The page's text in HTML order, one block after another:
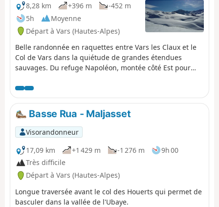
8,28 km
+396 m
-452 m
5h
Moyenne
Départ à Vars (Hautes-Alpes)
Belle randonnée en raquettes entre Vars les Claux et le
Col de Vars dans la quiétude de grandes étendues
sauvages. Du refuge Napoléon, montée côté Est pour
de Pra Gela et le Col de Vars. Ensuite, nouvelle montée
côté Ouest à la Cabane de l'Écuelle et redescente sur
Vars les Claux.
Basse Rua - Maljasset
Visorandonneur
17,09 km
+1 429 m -1 276 m
9h 00
Très difficile
Départ à Vars (Hautes-Alpes)
Longue traversée avant le col des Houerts qui permet de
basculer dans la vallée de l'Ubaye.